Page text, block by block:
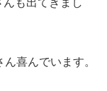
喜んでいます。